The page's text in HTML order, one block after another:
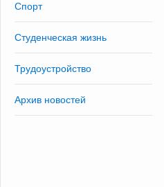
Спорт
Студенческая жизнь
Трудоустройство
Архив новостей